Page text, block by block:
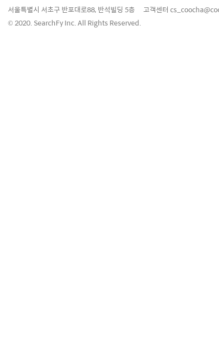
서울특별시 서초구 반포대로88, 반석빌딩 5층
고객센터
© 2020. SearchFy Inc. All Rights Reserved.